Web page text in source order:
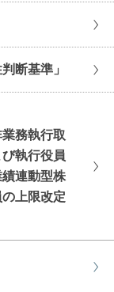
断基準」
務執行取
執行役員
連動型株
上限改定